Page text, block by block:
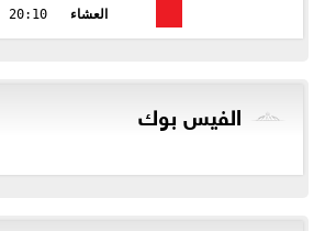
العشاء
20:10
الفيس بوك